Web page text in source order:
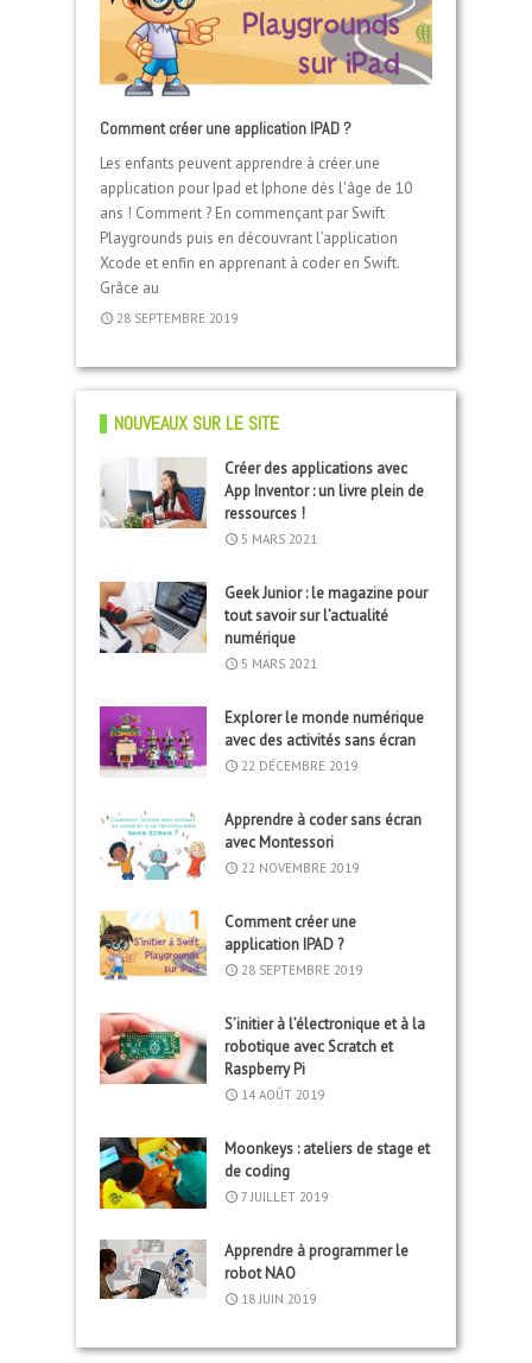
Comment créer une application IPAD ?
Les enfants peuvent apprendre à créer une
application pour Ipad et Iphone dès l'âge de 10
ans ! Comment ? En commençant par Swift
Playgrounds puis en découvrant l’application
Xcode et enfin en apprenant à coder en Swift.
Grâce au
28 SEPTEMBRE 2019
Les kart électriques de Lorem
Scratch pour les kids : livre sur le logiciel de
programmation pour enfants
2 JUIN 2015
7 Mondes
18 SEPTEMBRE 2018
Art to Play à Nantes : jeu vidéo, manga et
youtubeurs
18 NOVEMBRE 2016
NOUVEAUX SUR LE SITE
Créer des applications avec
App Inventor : un livre plein de
ressources !
5 MARS 2021
Geek Junior : le magazine pour
tout savoir sur l’actualité
numérique
5 MARS 2021
Explorer le monde numérique
avec des activités sans écran
22 DÉCEMBRE 2019
Apprendre à coder sans écran
avec Montessori
22 NOVEMBRE 2019
Comment créer une
application IPAD ?
28 SEPTEMBRE 2019
S’initier à l’électronique et à la
robotique avec Scratch et
Raspberry Pi
14 AOÛT 2019
Moonkeys : ateliers de stage et
de coding
7 JUILLET 2019
Apprendre à programmer le
robot NAO
18 JUIN 2019